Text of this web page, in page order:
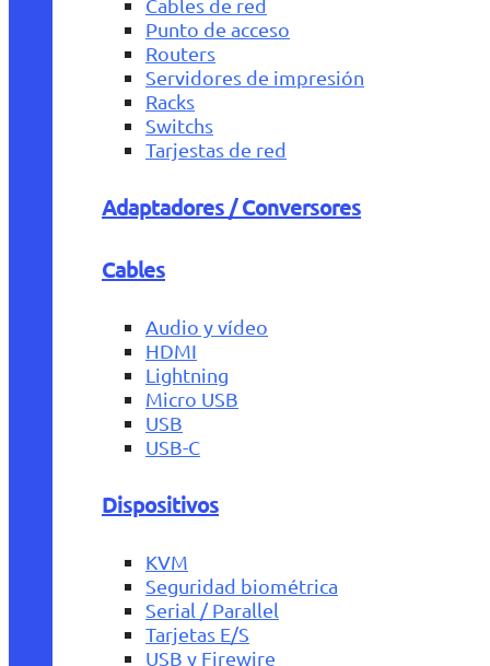
Cables de red
Punto de acceso
Routers
Servidores de impresión
Racks
Switchs
Tarjestas de red
Adaptadores / Conversores
Cables
Audio y vídeo
HDMI
Lightning
Micro USB
USB
USB-C
Dispositivos
KVM
Seguridad biométrica
Serial / Parallel
Tarjetas E/S
USB y Firewire